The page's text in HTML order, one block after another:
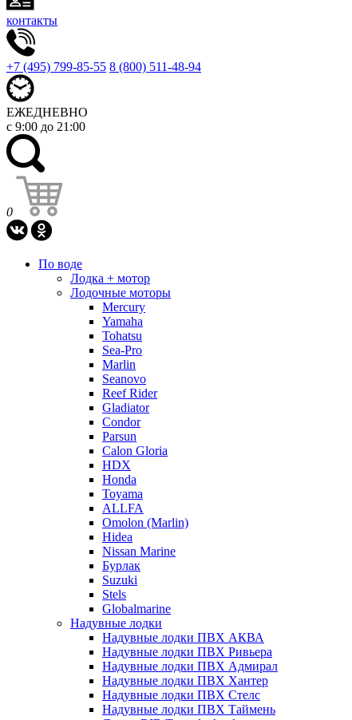
контакты
+7 (495) 799-85-55 8 (800) 511-48-94
ЕЖЕДНЕВНО
с 9:00 до 21:00
0
По воде
Лодка + мотор
Лодочные моторы
Mercury
Yamaha
Tohatsu
Sea-Pro
Marlin
Seanovo
Reef Rider
Gladiator
Condor
Parsun
Calon Gloria
HDX
Honda
Toyama
ALLFA
Omolon (Marlin)
Hidea
Nissan Marine
Бурлак
Suzuki
Stels
Globalmarine
Надувные лодки
Надувные лодки ПВХ АКВА
Надувные лодки ПВХ Ривьера
Надувные лодки ПВХ Адмирал
Надувные лодки ПВХ Хантер
Надувные лодки ПВХ Стелс
Надувные лодки ПВХ Таймень